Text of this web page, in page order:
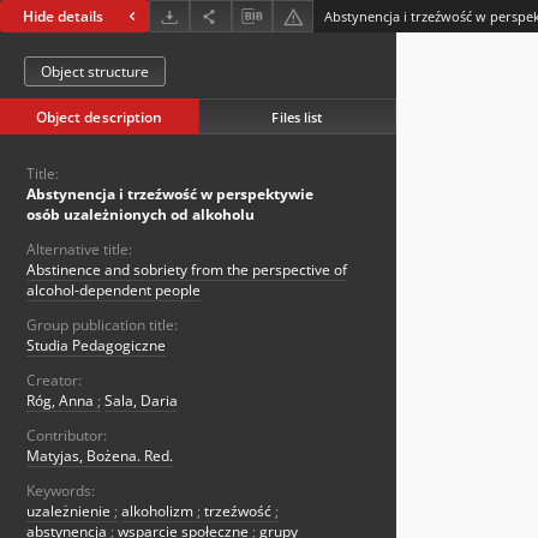
Hide details
Object structure
Object description Files list
Title:
Abstynencja i trzeźwość w perspektywie
osób uzależnionych od alkoholu
Alternative title:
Abstinence and sobriety from the perspective of
alcohol-dependent people
Group publication title:
Studia Pedagogiczne
Creator:
Róg, Anna ; Sala, Daria
Contributor:
Matyjas, Bożena. Red.
Keywords:
uzależnienie ; alkoholizm ; trzeźwość ;
abstynencja ; wsparcie społeczne ; grupy